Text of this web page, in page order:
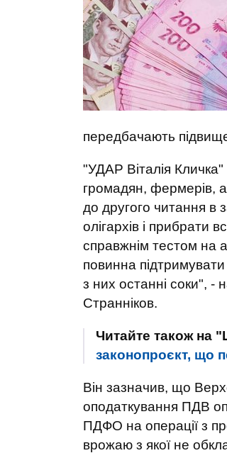
передбачають
"УДАР Віталія Кличка"
громадян, фермерів,
до другого читання в
олігархів і прибрати
справжнім тестом на
повинна
з них останні соки", -
Странніков.
Читайте також на
законопроєкт, що
Він зазначив, що
оподаткування ПДВ
ПДФО на операції з
врожаю з якої не